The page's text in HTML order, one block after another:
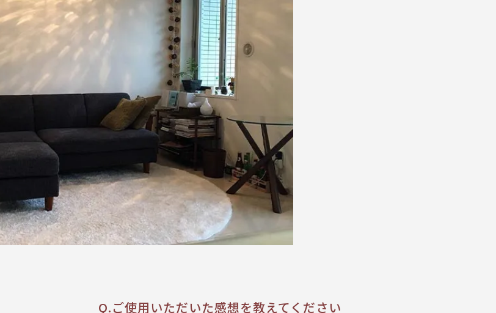
Q.ご使用いただいた感想を教えてください